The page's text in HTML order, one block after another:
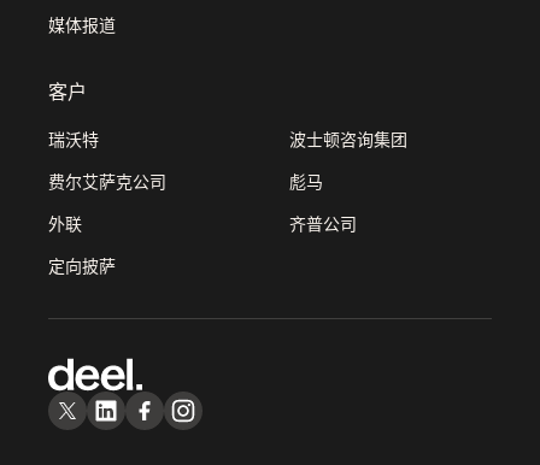
媒体报道
客户
瑞沃特 波士顿咨询集团
费尔艾萨克公司 彪马
外联 齐普公司
定向披萨